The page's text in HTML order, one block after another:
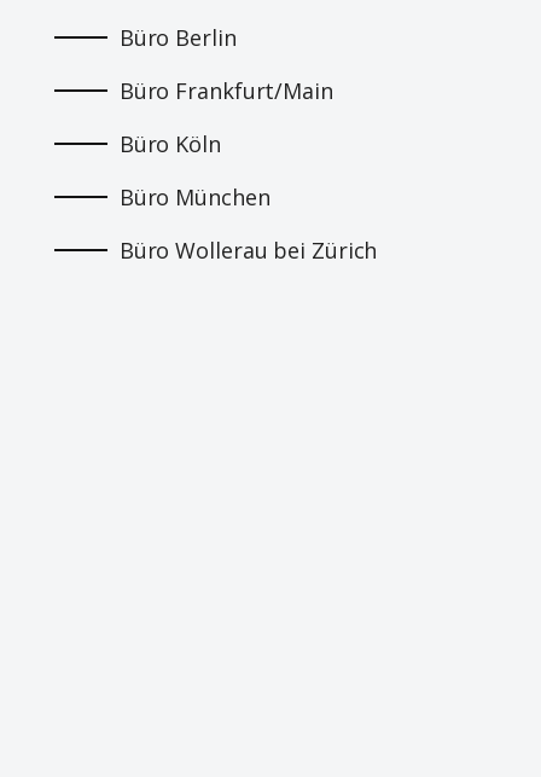
Büro Berlin
Büro Frankfurt/Main
Büro Köln
Büro München
Büro Wollerau bei Zürich